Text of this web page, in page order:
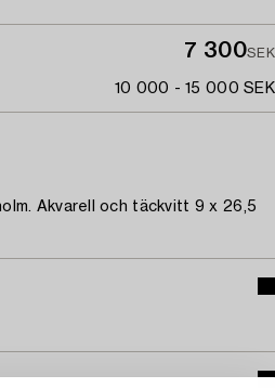
7 300SEK
10 000 - 15 000 SEK
Akvarell och täckvitt 9 x 26,5